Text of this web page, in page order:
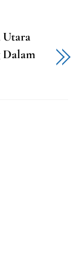
Utara
Dalam